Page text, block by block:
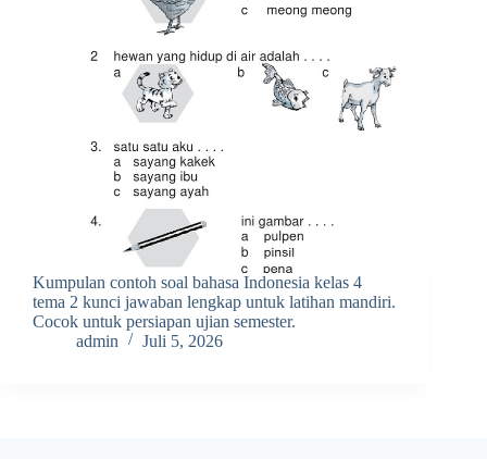
Kumpulan contoh soal bahasa Indonesia kelas 4
tema 2 kunci jawaban lengkap untuk latihan mandiri.
Cocok untuk persiapan ujian semester.
admin
Juli 5, 2026